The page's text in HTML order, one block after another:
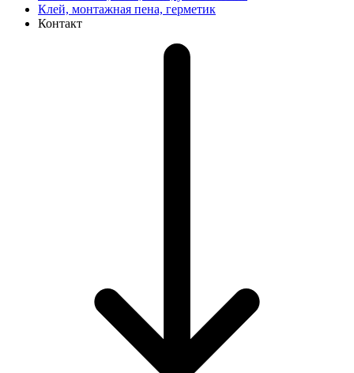
Клей, монтажная пена, герметик
Контакт